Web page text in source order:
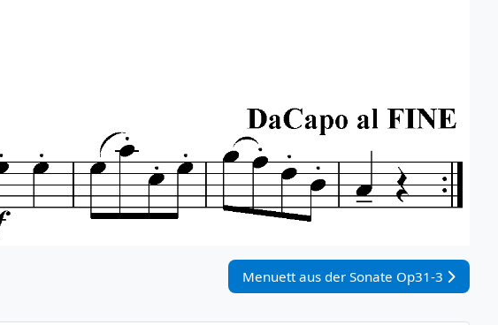
Nächster Beitrag: Menuett aus der
Menuett aus der Sonate Op31-3